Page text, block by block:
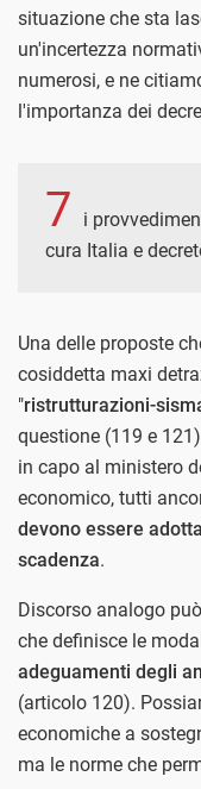
situazione che sta
un'incertezza
numerosi, e ne
l'importanza dei
7
i
cura Italia e
Una delle proposte
cosiddetta maxi
"ristrutturazioni-
questione (119 e
in capo al ministero
economico, tutti
devono essere
scadenza.
Discorso analogo
che definisce le
adeguamenti degli
(articolo 120).
economiche a
ma le norme che